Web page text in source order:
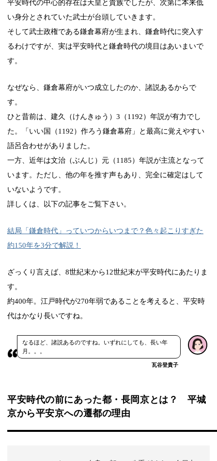
平安時代の中心的存在は天皇と貴族でしたが、次第に本来低
い身分とされていた武士が台頭していきます。
そして武士政権である鎌倉幕府が生まれ、鎌倉時代に突入す
るわけですが、実は平安時代と鎌倉時代の境目はあいまいで
す。
なぜなら、鎌倉幕府がいつ成立したのか、諸説あるからで
す。
ひと昔前は、建久（けんきゅう）3（1192）年説が有力でし
た。「いい国（1192）作ろう鎌倉幕府」と最高に覚えやすい
語呂合わせがありました。
一方、近年は文治（ぶんじ）元（1185）年説が主流となって
います。ただし、他の年を推す声もあり、完全に確定はして
いないようです。
詳しくは、以下の記事をご覧下さい。
結局「鎌倉時代」っていつからいつまで？色々起こりすぎた
約150年を3分で解説！
ざっくり言えば、8世紀末から12世紀末が平安時代にあたりま
す。
約400年。江戸時代が270年弱であることを考えると、平安時
代はかなり長いですね。
なるほど、諸説あるのですね。いずれにしても、長い年
月。。。
瓦谷登貴子
平安時代の前にあった都・長岡京とは？ 平城
京から平安京への遷都の理由